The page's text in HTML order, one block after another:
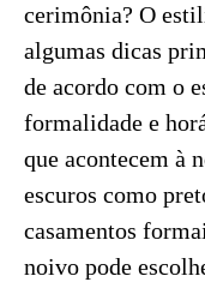
cerimônia? O
algumas dicas
de acordo com o
formalidade e
que acontecem à
escuros como
casamentos
noivo pode